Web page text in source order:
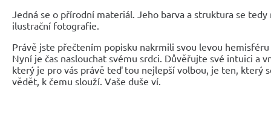
Jedná se o přírodní materiál. Jeho barva a struktura se
ilustrační fotografie.
Právě jste přečtením popisku nakrmili svou levou
Nyní je čas naslouchat svému srdci. Důvěřujte své intuici a
který je pro vás právě teď tou nejlepší volbou, je ten, který
vědět, k čemu slouží. Vaše duše ví.